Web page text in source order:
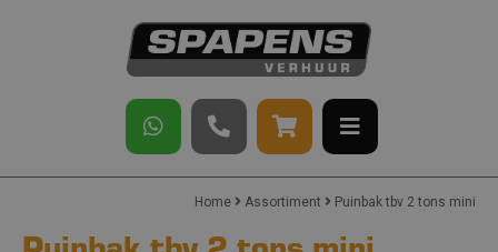
Home Assortiment Puinbak tbv 2 tons mini